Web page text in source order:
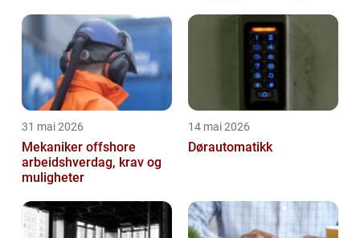
31 mai 2026
Mekaniker offshore
arbeidshverdag, krav og
muligheter
14 mai 2026
Dørautomatikk